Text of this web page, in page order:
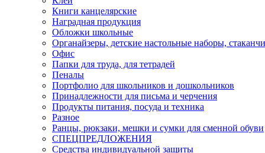
Книги канцелярские
Наградная продукция
Обложки школьные
Органайзеры, детские настольные наборы,
Офис
Папки для труда, для тетрадей
Пеналы
Портфолио для школьников и дошкольников
Принадлежности для письма и черчения
Продукты питания, посуда и техника
Разное
Ранцы, рюкзаки, мешки и сумки для сменной обуви
СПЕЦПРЕДЛОЖЕНИЯ
Средства индивидуальной защиты